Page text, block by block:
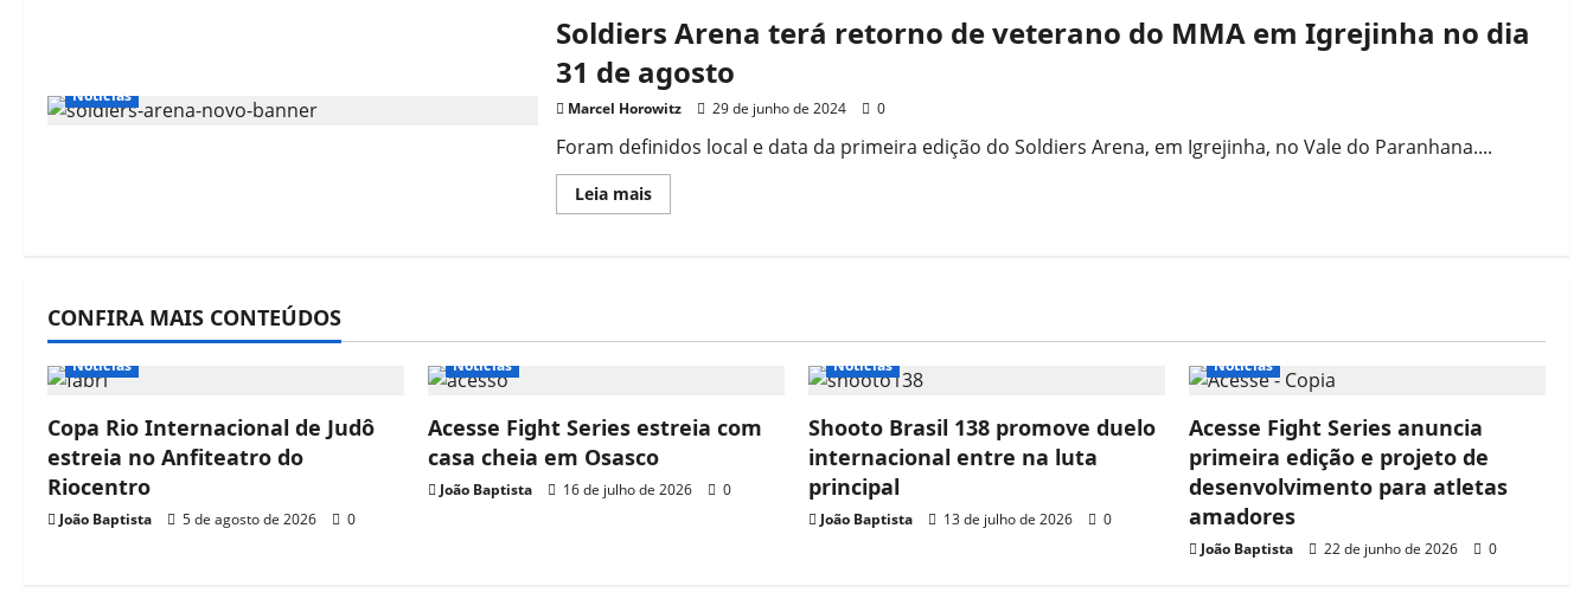
Notícias
Soldiers Arena terá retorno de veterano do MMA em Igrejinha no dia
31 de agosto
Marcel Horowitz 29 de junho de 2024 0
Foram definidos local e data da primeira edição do Soldiers Arena, em Igrejinha, no Vale do Paranhana....
Leia mais
CONFIRA MAIS CONTEÚDOS
Notícias
Copa Rio Internacional de Judô
estreia no Anfiteatro do
Riocentro
João Baptista 5 de agosto de 2026 0
Notícias
Acesse Fight Series estreia com
casa cheia em Osasco
João Baptista 16 de julho de 2026 0
Notícias
Shooto Brasil 138 promove duelo
internacional entre na luta
principal
João Baptista 13 de julho de 2026 0
Notícias
Acesse Fight Series anuncia
primeira edição e projeto de
desenvolvimento para atletas
amadores
João Baptista 22 de junho de 2026 0